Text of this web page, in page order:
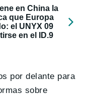
en China la
que Europa
el UNYX 09
en el ID.9
por delante para
sobre